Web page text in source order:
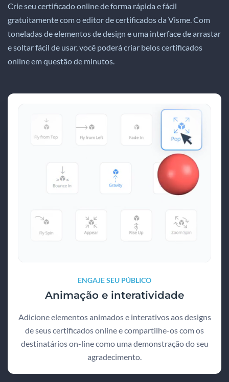
Crie seu certificado online de forma rápida e fácil
gratuitamente com o editor de certificados da Visme. Com
toneladas de elementos de design e uma interface de arrastar
e soltar fácil de usar, você poderá criar belos certificados
online em questão de minutos.
ENGAJE SEU PÚBLICO
Animação e interatividade
Adicione elementos animados e interativos aos designs
de seus certificados online e compartilhe-os com os
destinatários on-line como uma demonstração do seu
agradecimento.